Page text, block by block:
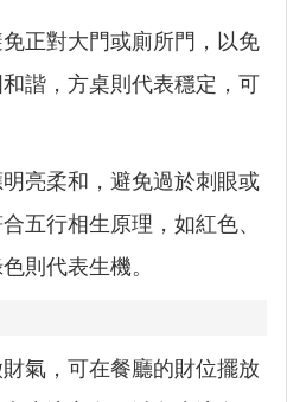
免正對大門或廁所門，以免
諧，方桌則代表穩定，可
亮柔和，避免過於刺眼或
五行相生原理，如紅色、
則代表生機。
財氣，可在餐廳的財位擺放